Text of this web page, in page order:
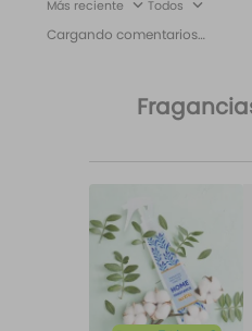
Cargando comentarios…
Paga 5 Lleva 6